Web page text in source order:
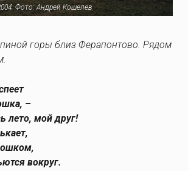
Фото: Андрей Кошелев
горы близ Ферапонтово. Рядом
–
лето, мой друг!
вокруг.